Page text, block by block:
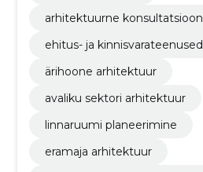
arhitektuurne konsultatsioon
ehitus- ja kinnisvarateenused
ärihoone arhitektuur
avaliku sektori arhitektuur
linnaruumi planeerimine
eramaja arhitektuur